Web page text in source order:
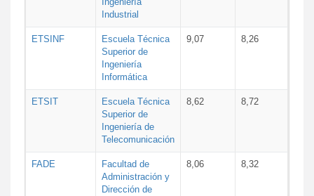
Industrial
ETSINF
Escuela Técnica
Superior de
Ingeniería
Informática
9,07 8,26
ETSIT
Escuela Técnica
Superior de
Ingeniería de
Telecomunicación
8,62 8,72
FADE
Facultad de
Administración y
Dirección de
8,06 8,32